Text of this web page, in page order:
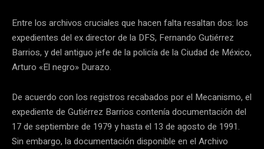
Entre los archivos cruciales que hacen falta resaltan dos: los
expedientes del ex director de la DFS, Fernando Gutiérrez
Barrios, y del antiguo jefe de la policía de la Ciudad de México,
Arturo «El negro» Durazo.
De acuerdo con los registros recabados por el Mecanismo, el
expediente de Gutiérrez Barrios contenía documentación del
17 de septiembre de 1979 y hasta el 13 de agosto de 1991.
Sin embargo, la documentación disponible en el Archivo